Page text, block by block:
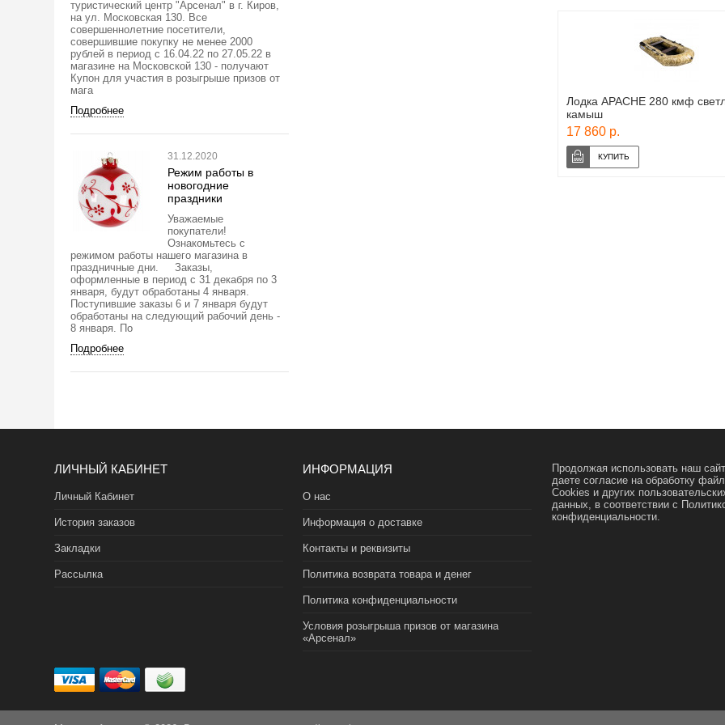
туристический центр "Арсенал" в г. Киров,
на ул. Московская 130. Все
совершеннолетние посетители,
совершившие покупку не менее 2000
рублей в период с 16.04.22 по 27.05.22 в
магазине на Московской 130 - получают
Купон для участия в розыгрыше призов от
мага
Подробнее
31.12.2020
Режим работы в
новогодние
праздники
Уважаемые
покупатели!
Ознакомьтесь с
режимом работы нашего магазина в
праздничные дни. Заказы,
оформленные в период с 31 декабря по 3
января, будут обработаны 4 января.
Поступившие заказы 6 и 7 января будут
обработаны на следующий рабочий день -
8 января. По
Подробнее
Лодка APACHE 280 кмф
камыш
17 860 р.
ЛИЧНЫЙ КАБИНЕТ
Личный Кабинет
История заказов
Закладки
Рассылка
ИНФОРМАЦИЯ
О нас
Информация о доставке
Контакты и реквизиты
Политика возврата товара и денег
Политика конфиденциальности
Условия розыгрыша призов от магазина
«Арсенал»
Продолжая использовать наш
даете согласие на обработку
Cookies и других
данных, в соответствии с
конфиденциальности.